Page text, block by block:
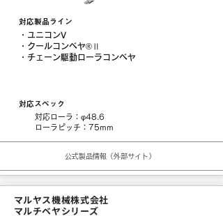
対応ローラ：φ48.6
​ローラピッチ：75mm
対応製品ライン
対応スペック
・ユニコンV
・クールコンベヤ®Ⅱ
・チェーン駆動ローラコンベヤ
公式製品情報（外部サイト）
マルヤス機械株式会社
マルチベヤシリーズ